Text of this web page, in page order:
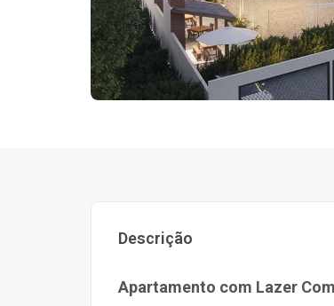
Descrição
Apartamento com Lazer